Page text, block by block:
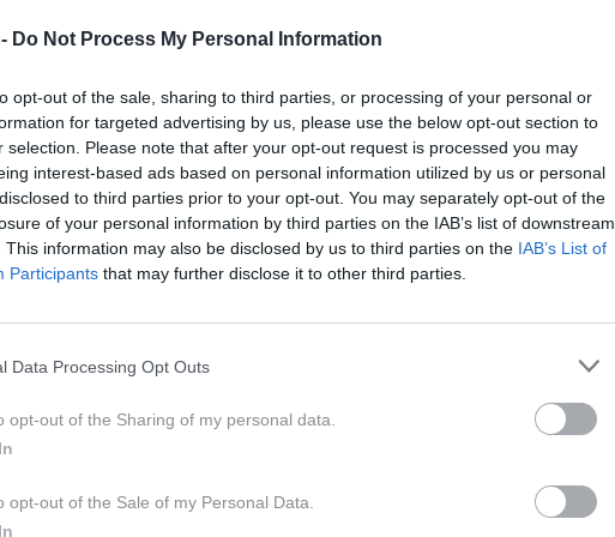
Do Not Process My Personal Information
opt-out of the sale, sharing to third parties, or processing of your personal or
for targeted advertising by us, please use the below opt-out section to
selection. Please note that after your opt-out request is processed you may
interest-based ads based on personal information utilized by us or personal
to third parties prior to your opt-out. You may separately opt-out of the
of your personal information by third parties on the IAB’s list of downstream
This information may also be disclosed by us to third parties on the IAB’s List of
Participants that may further disclose it to other third parties.
Data Processing Opt Outs
opt-out of the Sharing of my personal data.
opt-out of the Sale of my Personal Data.
profimedia
ponuja številne razlage, našteli pa
in razširjenih.
V vsakem primeru so sanje pozitivne ter obetajo